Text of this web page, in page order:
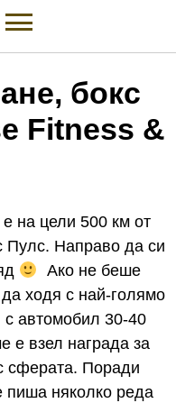
бокс
Fitness &
на цели 500 км от
Пулс. Направо да си
Ако не беше
ходя с най-голямо
с автомобил 30-40
е взел награда за
сферата. Поради
пиша няколко реда